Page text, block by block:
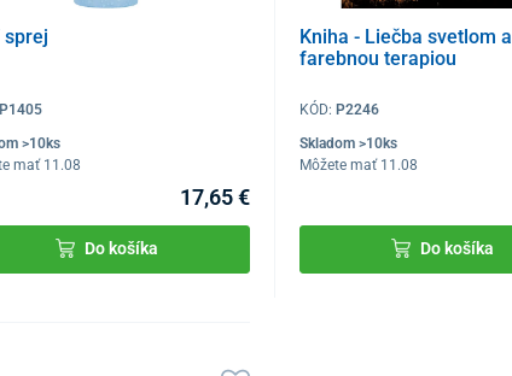
sprej
P1405
>10ks
mať 11.08
17,65 €
Do košíka
Kniha - Liečba svetlom a
farebnou terapiou
KÓD: P2246
Skladom >10ks
Môžete mať 11.08
Do košíka